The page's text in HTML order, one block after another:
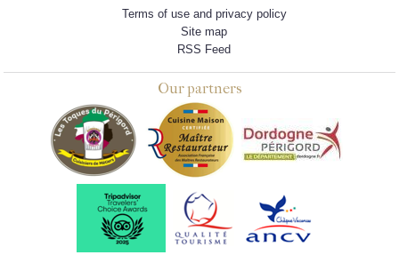
Terms of use and privacy policy
Site map
RSS Feed
Our partners